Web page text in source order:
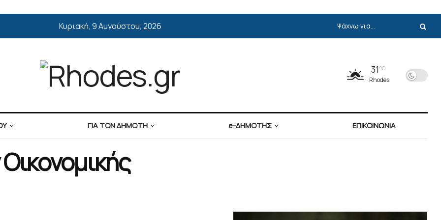
Κυριακή, 9 Αυγούστου, 2026
31°C
Rhodes
ΓΙΑ ΤΟΝ ΔΗΜΟΤΗ e-ΔΗΜΟΤΗΣ ΕΠΙΚΟΙΝΩΝΙΑ